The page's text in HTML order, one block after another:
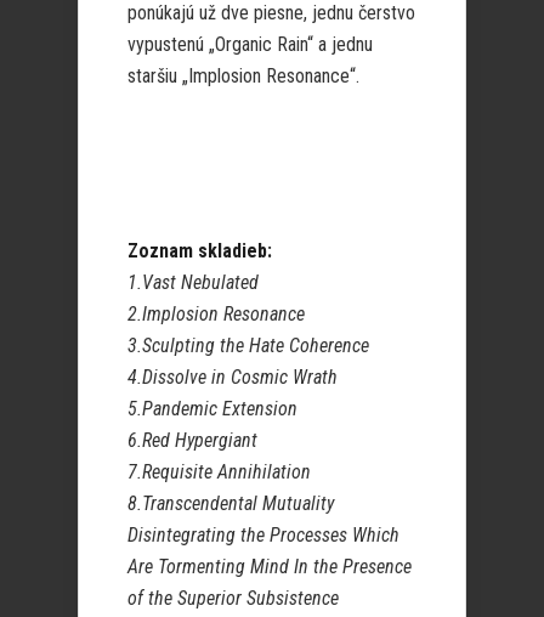
ponúkajú už dve piesne, jednu čerstvo
vypustenú „Organic Rain“ a jednu
staršiu „Implosion Resonance“.
Zoznam skladieb:
1.Vast Nebulated
2.Implosion Resonance
3.Sculpting the Hate Coherence
4.Dissolve in Cosmic Wrath
5.Pandemic Extension
6.Red Hypergiant
7.Requisite Annihilation
8.Transcendental Mutuality
Disintegrating the Processes Which
Are Tormenting Mind In the Presence
of the Superior Subsistence